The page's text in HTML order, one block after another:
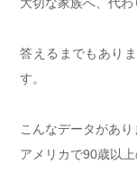
答えるまでもあり
す。
こんなデータがあり
アメリカで90歳以